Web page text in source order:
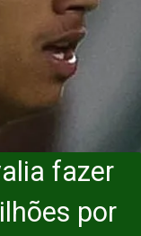
fazer
por